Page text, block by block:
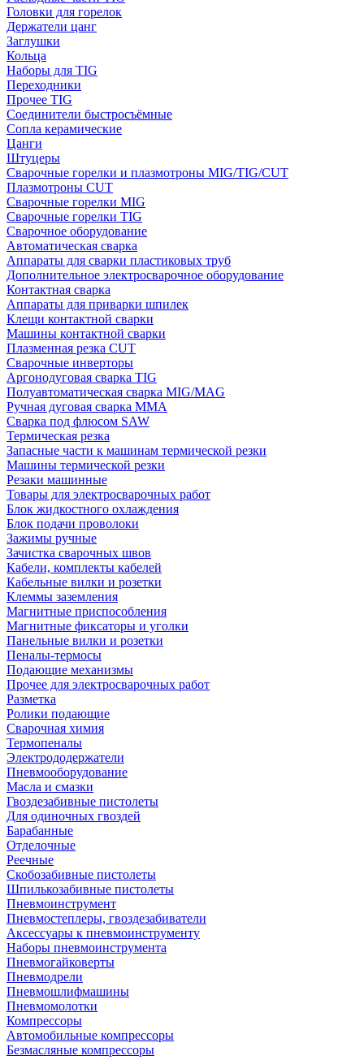
Головки для горелок
Держатели цанг
Заглушки
Кольца
Наборы для TIG
Переходники
Прочее TIG
Соединители быстросъёмные
Сопла керамические
Цанги
Штуцеры
Сварочные горелки и плазмотроны MIG/TIG/CUT
Плазмотроны CUT
Сварочные горелки MIG
Сварочные горелки TIG
Сварочное оборудование
Автоматическая сварка
Аппараты для сварки пластиковых труб
Дополнительное электросварочное оборудование
Контактная сварка
Аппараты для приварки шпилек
Клещи контактной сварки
Машины контактной сварки
Плазменная резка CUT
Сварочные инверторы
Аргонодуговая сварка TIG
Полуавтоматическая сварка MIG/MAG
Ручная дуговая сварка MMA
Сварка под флюсом SAW
Термическая резка
Запасные части к машинам термической резки
Машины термической резки
Резаки машинные
Товары для электросварочных работ
Блок жидкостного охлаждения
Блок подачи проволоки
Зажимы ручные
Зачистка сварочных швов
Кабели, комплекты кабелей
Кабельные вилки и розетки
Клеммы заземления
Магнитные приспособления
Магнитные фиксаторы и уголки
Панельные вилки и розетки
Пеналы-термосы
Подающие механизмы
Прочее для электросварочных работ
Разметка
Ролики подающие
Сварочная химия
Термопеналы
Электрододержатели
Пневмооборудование
Масла и смазки
Гвоздезабивные пистолеты
Для одиночных гвоздей
Барабанные
Отделочные
Реечные
Скобозабивные пистолеты
Шпилькозабивные пистолеты
Пневмоинструмент
Пневмостеплеры, гвоздезабиватели
Аксессуары к пневмоинструменту
Наборы пневмоинструмента
Пневмогайковерты
Пневмодрели
Пневмошлифмашины
Пневмомолотки
Компрессоры
Автомобильные компрессоры
Безмасляные компрессоры